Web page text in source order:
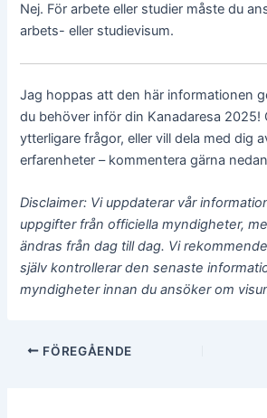
Nej. För arbete eller studier måste du
arbets- eller studievisum.
Jag hoppas att den här informationen
du behöver inför din Kanadaresa 2025!
ytterligare frågor, eller vill dela med dig
erfarenheter – kommentera gärna
Disclaimer: Vi uppdaterar vår
uppgifter från officiella myndigheter,
ändras från dag till dag. Vi
själv kontrollerar den senaste
myndigheter innan du ansöker om
Inläggsnavigering
FÖREGÅENDE